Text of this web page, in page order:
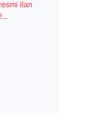
ilan